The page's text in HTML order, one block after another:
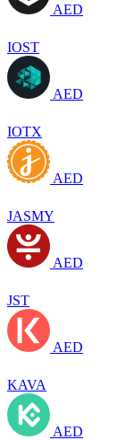
AED
IOST
AED
IOTX
AED
JASMY
AED
JST
AED
KAVA
AED